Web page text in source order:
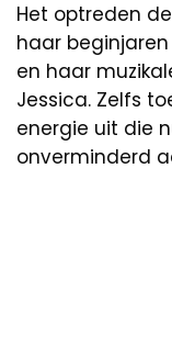
Het optreden
haar beginjaren
en haar
Jessica. Zelfs
energie uit die
onverminderd